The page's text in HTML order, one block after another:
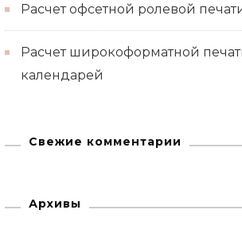
Расчет офсетной ролевой
Расчет широкоформатной
календарей
Свежие комментарии
Архивы